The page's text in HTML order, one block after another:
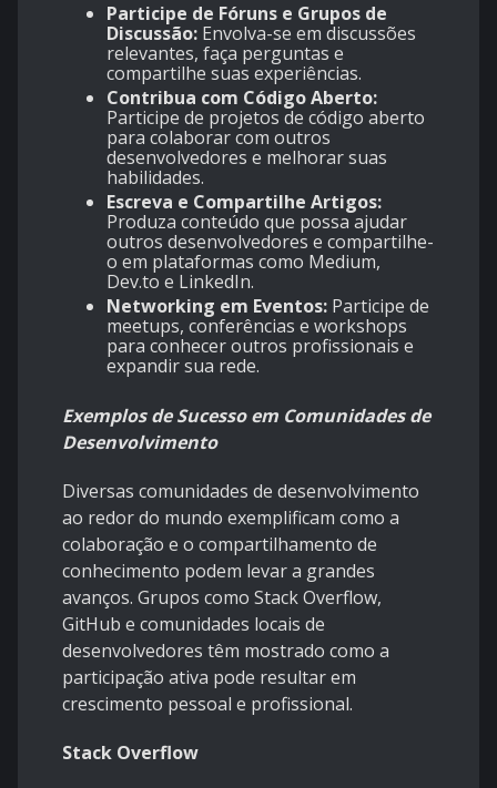
Participe de Fóruns e Grupos de
Discussão: Envolva-se em discussões
relevantes, faça perguntas e
compartilhe suas experiências.
Contribua com Código Aberto:
Participe de projetos de código aberto
para colaborar com outros
desenvolvedores e melhorar suas
habilidades.
Escreva e Compartilhe Artigos:
Produza conteúdo que possa ajudar
outros desenvolvedores e compartilhe-
o em plataformas como Medium,
Dev.to e LinkedIn.
Networking em Eventos: Participe de
meetups, conferências e workshops
para conhecer outros profissionais e
expandir sua rede.
Exemplos de Sucesso em Comunidades de
Desenvolvimento
Diversas comunidades de desenvolvimento
ao redor do mundo exemplificam como a
colaboração e o compartilhamento de
conhecimento podem levar a grandes
avanços. Grupos como Stack Overflow,
GitHub e comunidades locais de
desenvolvedores têm mostrado como a
participação ativa pode resultar em
crescimento pessoal e profissional.
Stack Overflow